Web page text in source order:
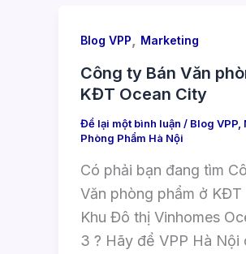
Blog VPP Marketing
Công ty Bán Văn
KĐT Ocean City
Để lại một bình luận / Blog VPP,
Phòng Phẩm Hà Nội
Có phải bạn đang tìm
Văn phòng phẩm ở KĐT
Khu Đô thị Vinhomes
3 ? Hãy để VPP Hà Nội